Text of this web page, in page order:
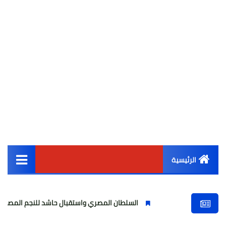
الرئيسية
أخبار مصر
السلطان المصري واستقبال حاشد للنجم المصري